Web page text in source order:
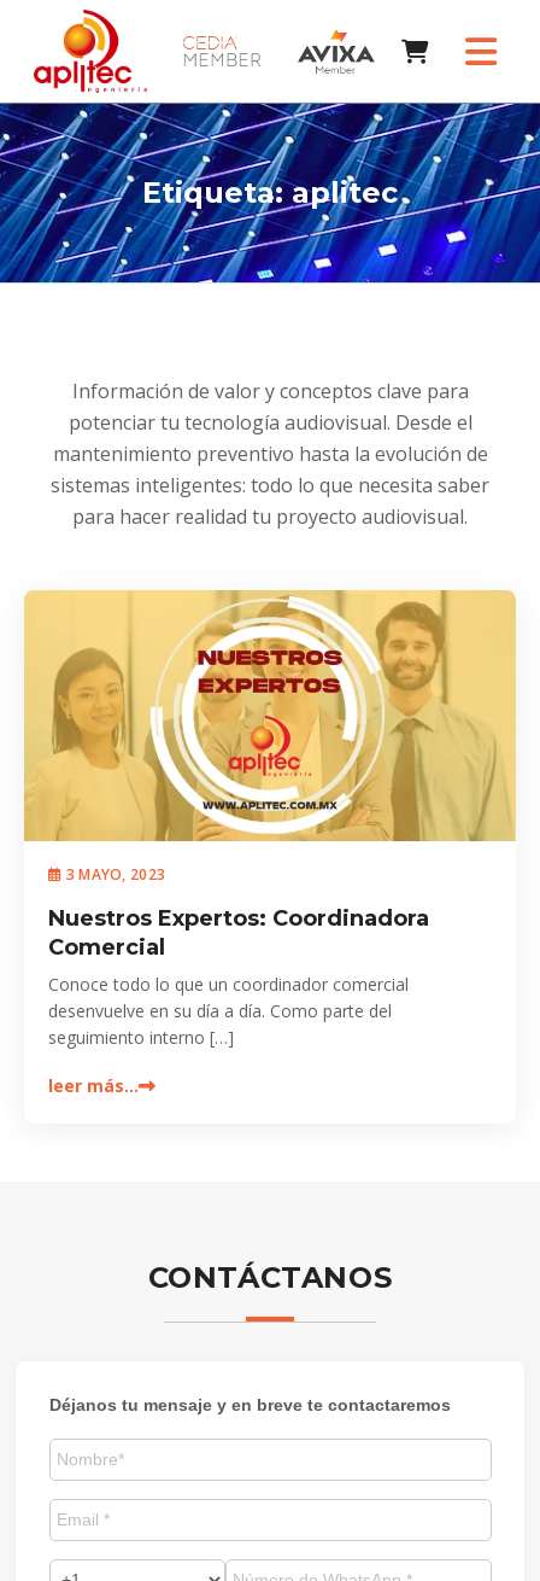
Etiqueta:aplitec
Información de valor y conceptos clave para
potenciar tu tecnología audiovisual. Desde el
mantenimiento preventivo hasta la evolución de
sistemas inteligentes: todo lo que necesita saber
para hacer realidad tu proyecto audiovisual.
3 MAYO, 2023
Nuestros Expertos: Coordinadora
Comercial
Conoce todo lo que un coordinador comercial
desenvuelve en su día a día. Como parte del
seguimiento interno […]
leer más…
CONTÁCTANOS
Déjanos tu mensaje y en breve te contactaremos